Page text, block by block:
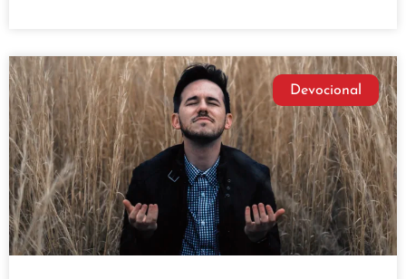
Devocional